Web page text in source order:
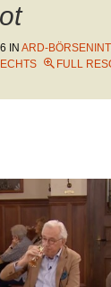
IN ARD-
FULL